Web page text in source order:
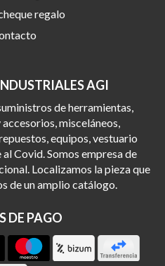
AGI
de herramientas,
misceláneos,
equipos, vestuario
Covid. Somos empresa de
Localizamos la pieza que
de un amplio catálogo.
DE PAGO
regalo